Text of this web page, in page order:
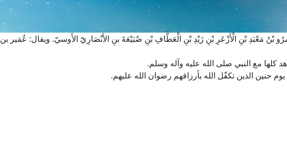
بْنُ مَعْبَدِ بْنِ الْأَزْعَرِ بْنِ زَيْدِ بْنِ الْعَطَّافِ بْنِ ضُبَيْعَةَ بنِ الأَنْصَارِيّ الأَوسيّ. ويقال: عُمَير بن
كلها مع النبي صلى الله عليه وآله وسلم.
يوم حنين الذين تكفّل الله بأرزاقهم رضوان الله عليهم.